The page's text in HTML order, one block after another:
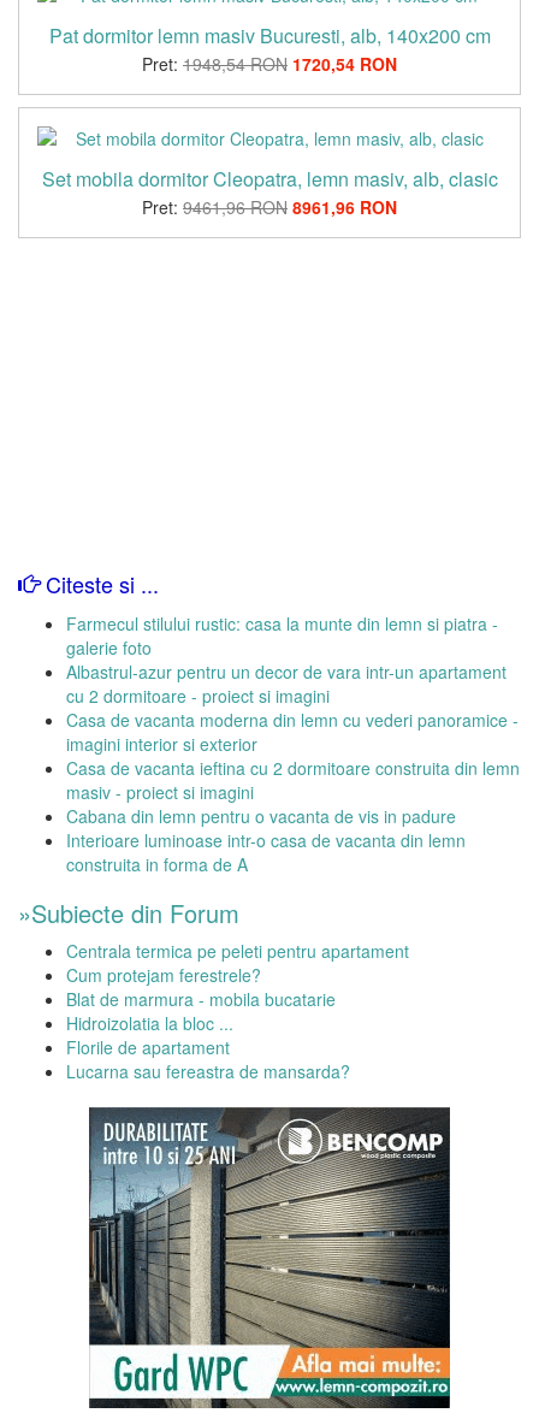
Pat dormitor lemn masiv Bucuresti, alb, 140x200 cm
Pret: 1948,54 RON 1720,54 RON
Set mobila dormitor Cleopatra, lemn masiv, alb, clasic
Pret: 9461,96 RON 8961,96 RON
Citeste si ...
Farmecul stilului rustic: casa la munte din lemn si piatra -
galerie foto
Albastrul-azur pentru un decor de vara intr-un apartament
cu 2 dormitoare - proiect si imagini
Casa de vacanta moderna din lemn cu vederi panoramice -
imagini interior si exterior
Casa de vacanta ieftina cu 2 dormitoare construita din lemn
masiv - proiect si imagini
Cabana din lemn pentru o vacanta de vis in padure
Interioare luminoase intr-o casa de vacanta din lemn
construita in forma de A
»Subiecte din Forum
Centrala termica pe peleti pentru apartament
Cum protejam ferestrele?
Blat de marmura - mobila bucatarie
Hidroizolatia la bloc ...
Florile de apartament
Lucarna sau fereastra de mansarda?